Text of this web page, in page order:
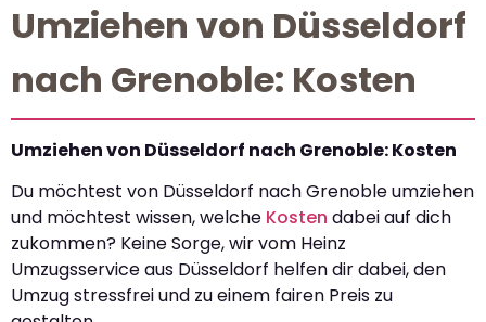
Umziehen von Düsseldorf
nach Grenoble: Kosten
Umziehen von Düsseldorf nach Grenoble: Kosten
Du möchtest von Düsseldorf nach Grenoble umziehen
und möchtest wissen, welche Kosten dabei auf dich
zukommen? Keine Sorge, wir vom Heinz
Umzugsservice aus Düsseldorf helfen dir dabei, den
Umzug stressfrei und zu einem fairen Preis zu